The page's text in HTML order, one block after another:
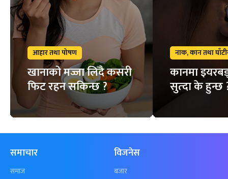
आहार तथा पोषण
खानाको मज्जा लिँदै कसरी
फिट रहन सकिन्छ ?
नाक, कान तथा
कानमा
सुत्दा के हुन्छ
समाचार
समाज
विजनेस
बजार